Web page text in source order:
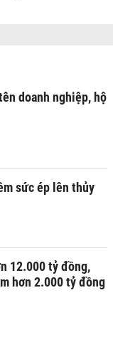
doanh nghiệp, hộ
sức ép lên thủy
12.000 tỷ đồng,
hơn 2.000 tỷ đồng